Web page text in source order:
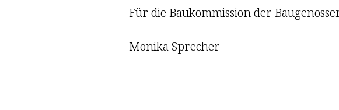
Für die Baukommission der
Monika Sprecher